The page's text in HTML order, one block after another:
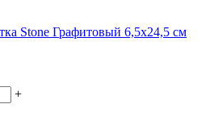
Stone Графитовый 6,5x24,5 см
+